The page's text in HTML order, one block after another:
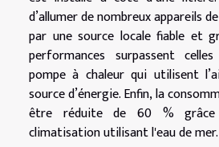
d’allumer de nombreux appareils
par une source locale fiable et
performances surpassent
pompe à chaleur qui utilisent
source d’énergie. Enfin, la
être réduite de 60 % grâce
climatisation utilisant l'eau de mer.